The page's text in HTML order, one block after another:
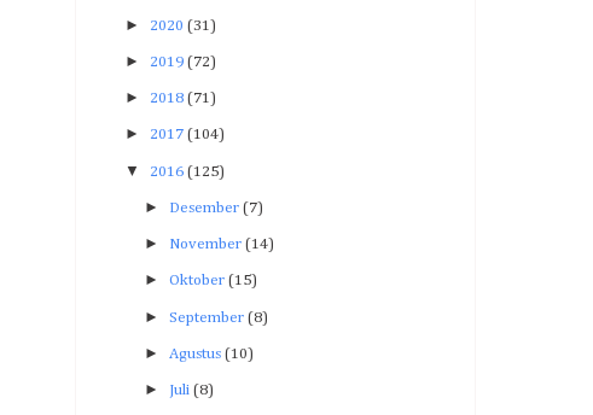
► 2020 (31)
► 2019 (72)
► 2018 (71)
► 2017 (104)
▼ 2016 (125)
► Desember (7)
► November (14)
► Oktober (15)
► September (8)
► Agustus (10)
► Juli (8)